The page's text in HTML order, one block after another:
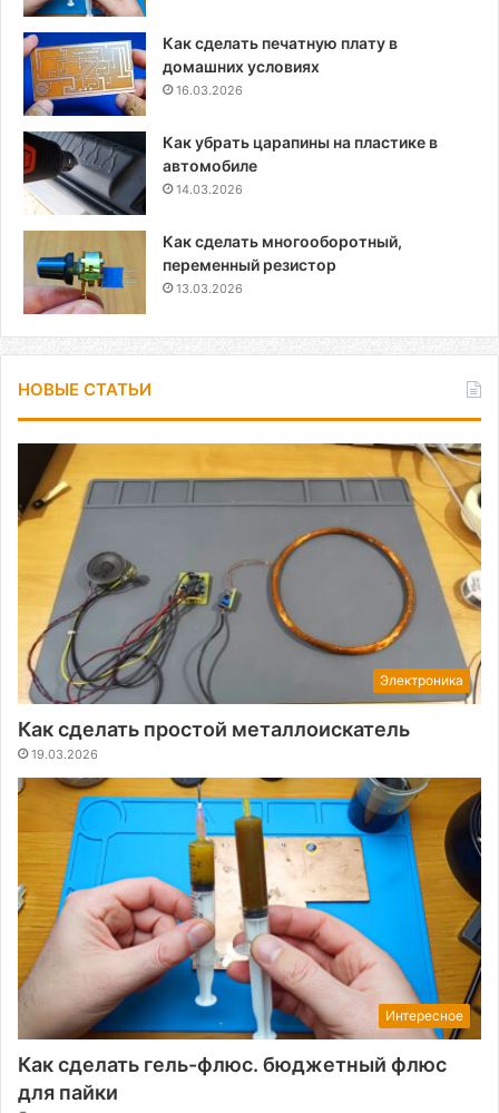
Как сделать печатную плату в
домашних условиях
16.03.2026
Как убрать царапины на пластике в
автомобиле
14.03.2026
Как сделать многооборотный,
переменный резистор
13.03.2026
НОВЫЕ СТАТЬИ
Электроника
Как сделать простой металлоискатель
19.03.2026
Интересное
Как сделать гель-флюс. бюджетный флюс
для пайки